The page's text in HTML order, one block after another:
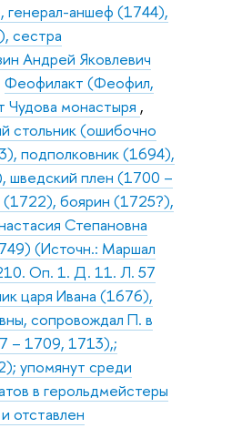
генерал-аншеф (1744),
сестра
Андрей Яковлевич
Феофилакт (Феофил,
Чудова монастыря ,
стольник (ошибочно
подполковник (1694),
шведский плен (1700 –
(1722), боярин (1725?),
Степановна
(Источн.: Маршал
Оп. 1. Д. 11. Л. 57
царя Ивана (1676),
сопровождал П. в
– 1709, 1713),;
упомянут среди
в герольдмейстеры
отставлен